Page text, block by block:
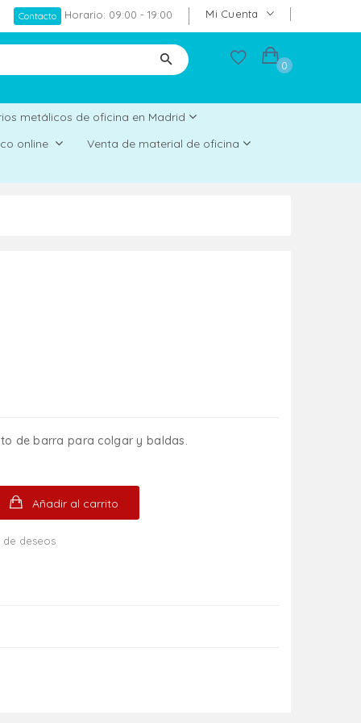
Mi Cuenta
Contacto Horario: 09:00 - 19:00
0
metálicos de oficina en Madrid
online
Venta de material de oficina
de barra para colgar y baldas.
Añadir al carrito
de deseos